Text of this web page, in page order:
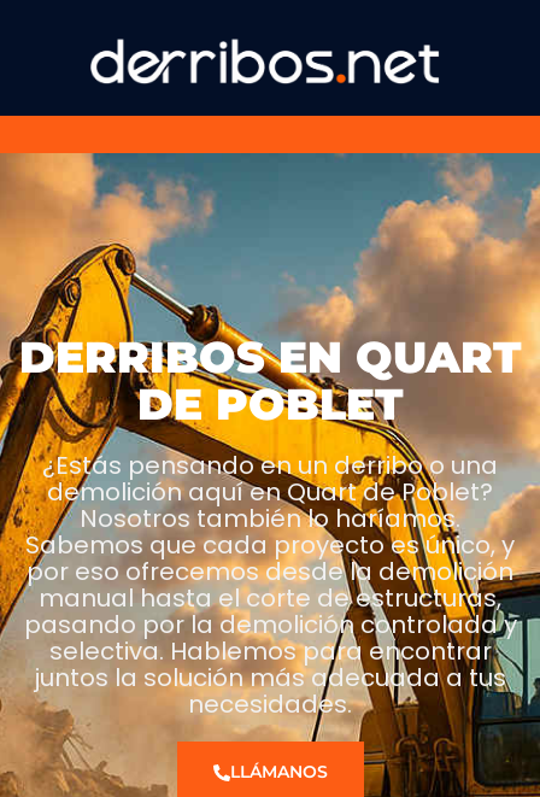
DERRIBOS EN QUART
DE POBLET
¿Estás pensando en un derribo o una
demolición aquí en Quart de Poblet?
Nosotros también lo haríamos.
Sabemos que cada proyecto es único, y
por eso ofrecemos desde la demolición
manual hasta el corte de estructuras,
pasando por la demolición controlada y
selectiva. Hablemos para encontrar
juntos la solución más adecuada a tus
necesidades.
LLÁMANOS